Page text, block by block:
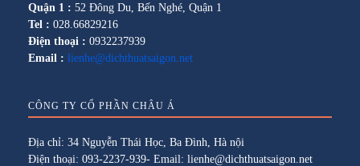
Quận 1 : 52 Đông Du, Bến Nghé, Quận 1
Tel : 028.66829216
Điện thoại : 0932237939
Email : lienhe@dichthuatsaigon.net
CÔNG TY CỔ PHẦN CHÂU Á
Địa chỉ: 34 Nguyễn Thái Học, Ba Đình, Hà nội
Điện thoại: 093-2237-939- Email: lienhe@dichthuatsaigon.net